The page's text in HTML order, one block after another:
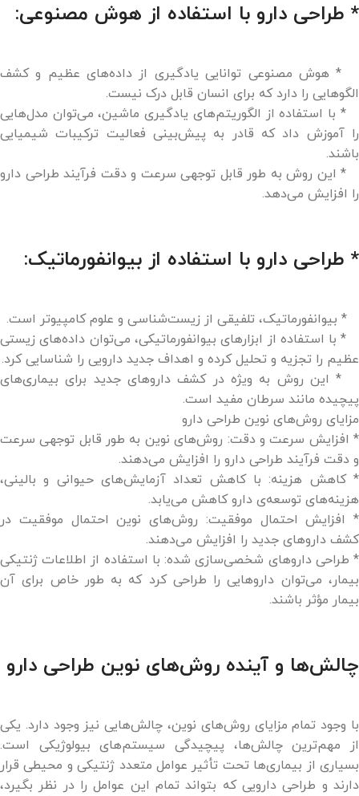
* طراحی دارو با استفاده از هوش مصنوعی:
* هوش مصنوعی توانایی یادگیری از داده‌های عظیم و کشف
الگوهایی را دارد که برای انسان قابل درک نیست.
* با استفاده از الگوریتم‌های یادگیری ماشین، می‌توان مدل‌هایی
را آموزش داد که قادر به پیش‌بینی فعالیت ترکیبات شیمیایی
باشند.
* این روش به طور قابل توجهی سرعت و دقت فرآیند طراحی دارو
را افزایش می‌دهد.
* طراحی دارو با استفاده از بیوانفورماتیک:
* بیوانفورماتیک، تلفیقی از زیست‌شناسی و علوم کامپیوتر است.
* با استفاده از ابزارهای بیوانفورماتیکی، می‌توان داده‌های زیستی
عظیم را تجزیه و تحلیل کرده و اهداف جدید دارویی را شناسایی کرد.
* این روش به ویژه در کشف داروهای جدید برای بیماری‌های
پیچیده مانند سرطان مفید است.
مزایای روش‌های نوین طراحی دارو
* افزایش سرعت و دقت: روش‌های نوین به طور قابل توجهی سرعت
و دقت فرآیند طراحی دارو را افزایش می‌دهند.
* کاهش هزینه: با کاهش تعداد آزمایش‌های حیوانی و بالینی،
هزینه‌های توسعه‌ی دارو کاهش می‌یابد.
* افزایش احتمال موفقیت: روش‌های نوین احتمال موفقیت در
کشف داروهای جدید را افزایش می‌دهند.
* طراحی داروهای شخصی‌سازی شده: با استفاده از اطلاعات ژنتیکی
بیمار، می‌توان داروهایی را طراحی کرد که به طور خاص برای آن
بیمار مؤثر باشند.
چالش‌ها و آینده روش‌های نوین طراحی دارو
با وجود تمام مزایای روش‌های نوین، چالش‌هایی نیز وجود دارد. یکی
از مهم‌ترین چالش‌ها، پیچیدگی سیستم‌های بیولوژیکی است.
بسیاری از بیماری‌ها تحت تأثیر عوامل متعدد ژنتیکی و محیطی قرار
دارند و طراحی دارویی که بتواند تمام این عوامل را در نظر بگیرد،